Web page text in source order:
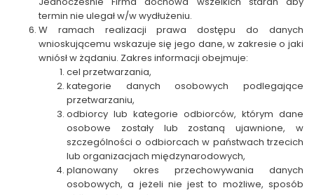
termin nie ulegał w/w wydłużeniu.
W ramach realizacji prawa dostępu do danych
wnioskującemu wskazuje się jego dane, w zakresie o jaki
wniósł w żądaniu. Zakres informacji obejmuje:
cel przetwarzania,
kategorie danych osobowych podlegające
przetwarzaniu,
odbiorcy lub kategorie odbiorców, którym dane
osobowe zostały lub zostaną ujawnione, w
szczególności o odbiorcach w państwach trzecich
lub organizacjach międzynarodowych,
planowany okres przechowywania danych
osobowych, a jeżeli nie jest to możliwe, sposób